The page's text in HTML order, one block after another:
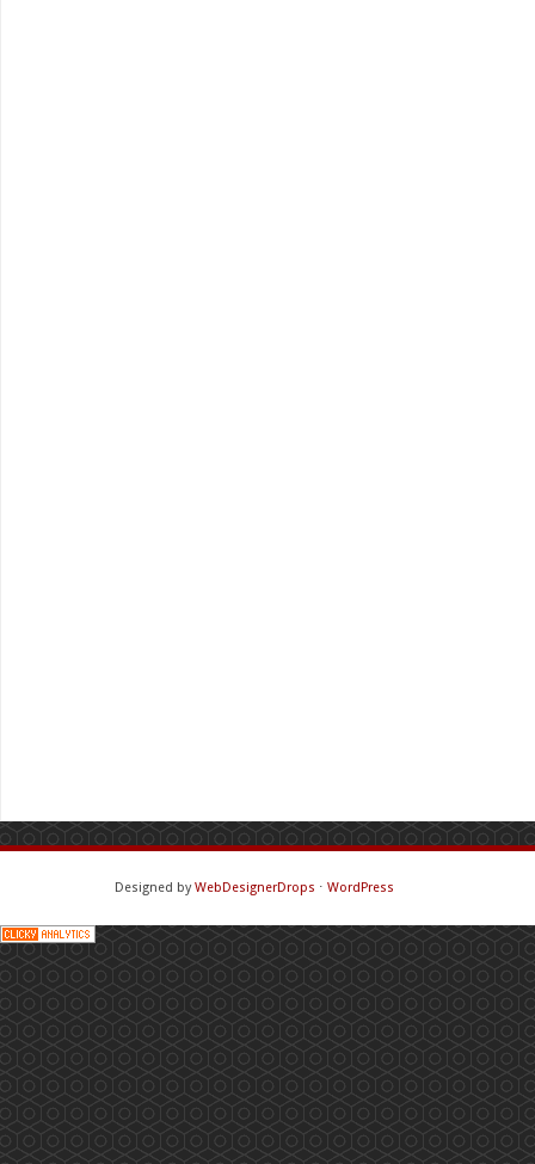
Designed byWebDesignerDrops ⋅ WordPress